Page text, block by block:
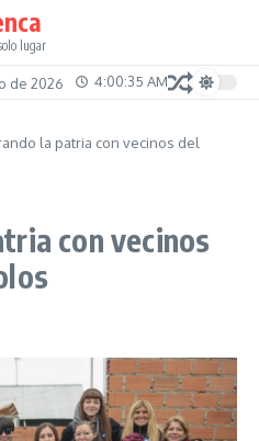
lugar
de 2026 4:00:36 AM
la patria con vecinos del
con vecinos